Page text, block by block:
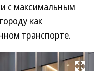
с максимальным
как
транспорте.